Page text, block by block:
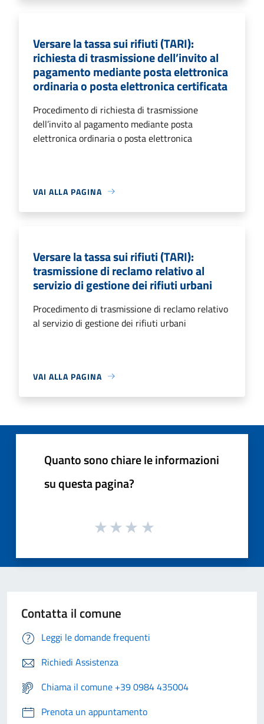
Versare la tassa sui rifiuti (TARI):
richiesta di trasmissione dell’invito al
pagamento mediante posta elettronica
ordinaria o posta elettronica certificata
Procedimento di richiesta di trasmissione
dell’invito al pagamento mediante posta
elettronica ordinaria o posta elettronica
VAI ALLA PAGINA
Versare la tassa sui rifiuti (TARI):
trasmissione di reclamo relativo al
servizio di gestione dei rifiuti urbani
Procedimento di trasmissione di reclamo relativo
al servizio di gestione dei rifiuti urbani
VAI ALLA PAGINA
Quanto sono chiare le informazioni
su questa pagina?
Contatta il comune
Leggi le domande frequenti
Richiedi Assistenza
Chiama il comune +39 0984 435004
Prenota un appuntamento